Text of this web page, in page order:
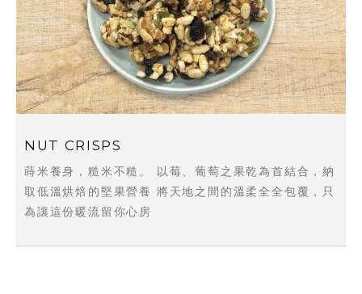
NUT CRISPS
蒔米養身，糙米不糙。 以莓、葡萄之果乾為首結合，納
取低溫烘焙的堅果營養 將天地之間的溫柔全全包覆，只
為讓這份暖流留你心房